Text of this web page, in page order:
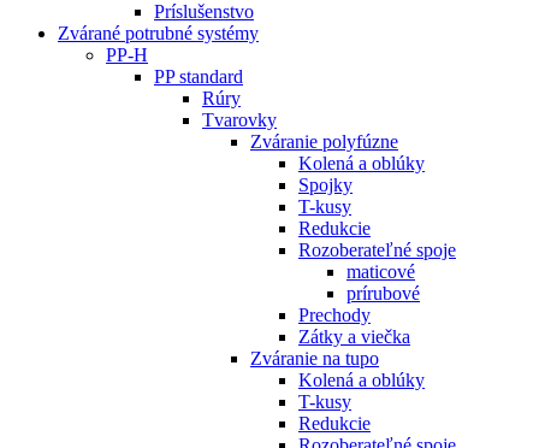
Príslušenstvo
Zvárané potrubné systémy
PP-H
PP standard
Rúry
Tvarovky
Zváranie polyfúzne
Kolená a oblúky
Spojky
T-kusy
Redukcie
Rozoberateľné spoje
maticové
prírubové
Prechody
Zátky a viečka
Zváranie na tupo
Kolená a oblúky
T-kusy
Redukcie